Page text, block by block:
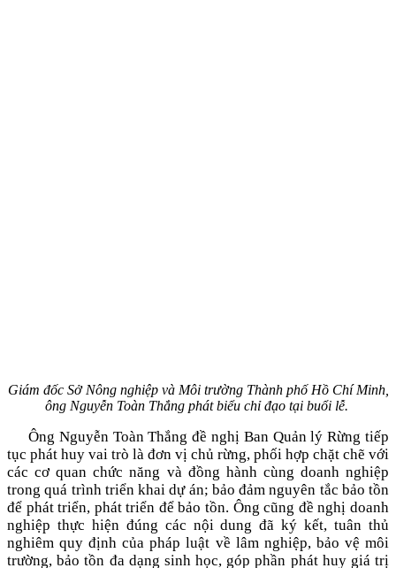
Giám đốc Sở Nông nghiệp và Môi trường Thành phố Hồ Chí Minh,
ông Nguyễn Toàn Thắng phát biểu chỉ đạo tại buổi lễ.
Ông Nguyễn Toàn Thắng đề nghị Ban Quản lý Rừng tiếp
tục phát huy vai trò là đơn vị chủ rừng, phối hợp chặt chẽ với
các cơ quan chức năng và đồng hành cùng doanh nghiệp
trong quá trình triển khai dự án; bảo đảm nguyên tắc bảo tồn
để phát triển, phát triển để bảo tồn. Ông cũng đề nghị doanh
nghiệp thực hiện đúng các nội dung đã ký kết, tuân thủ
nghiêm quy định của pháp luật về lâm nghiệp, bảo vệ môi
trường, bảo tồn đa dạng sinh học, góp phần phát huy giá trị